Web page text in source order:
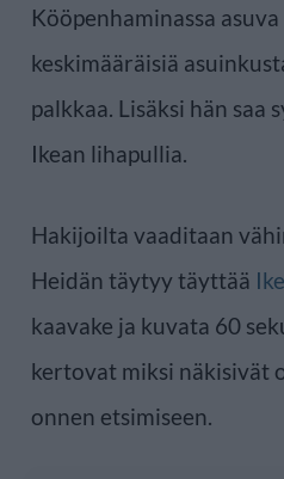
Kööpenhaminassa asuva
keskimääräisiä
palkkaa. Lisäksi hän saa
Ikean lihapullia.
Hakijoilta vaaditaan
Heidän täytyy täyttää
kaavake ja kuvata 60
kertovat miksi näkisivät
onnen etsimiseen.